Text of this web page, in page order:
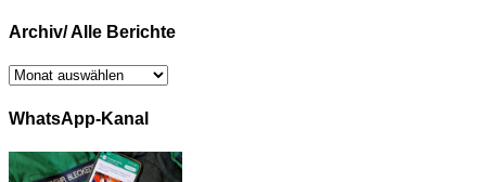
Archiv/ Alle Berichte
Archiv/
Berichte
WhatsApp-Kanal